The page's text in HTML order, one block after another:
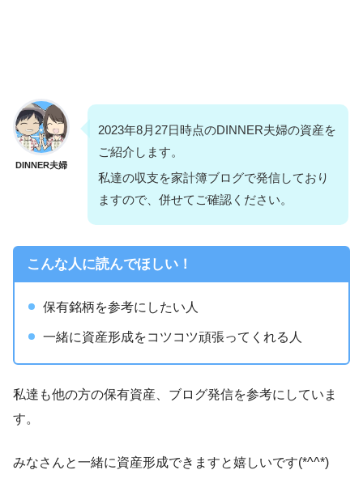
DINNER夫婦
2023年8月27日時点のDINNER夫婦の資産を
ご紹介します。
私達の収支を家計簿ブログで発信しており
ますので、併せてご確認ください。
こんな人に読んでほしい！
保有銘柄を参考にしたい人
一緒に資産形成をコツコツ頑張ってくれる人
私達も他の方の保有資産、ブログ発信を参考にしていま
す。
みなさんと一緒に資産形成できますと嬉しいです(*^^*)